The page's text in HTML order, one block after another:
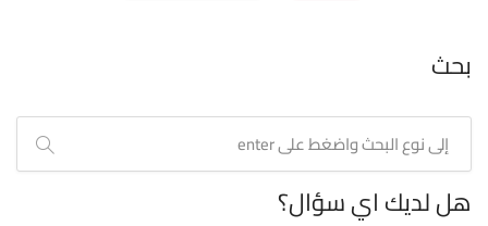
بحث
هل لديك اي سؤال؟